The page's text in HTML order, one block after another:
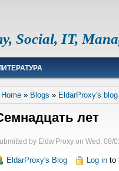
Social, IT,
Breadcrumb
Home Blogs EldarProxy's blog
лет
by EldarProxy on Wed, 08/
EldarProxy's Blog Log in to